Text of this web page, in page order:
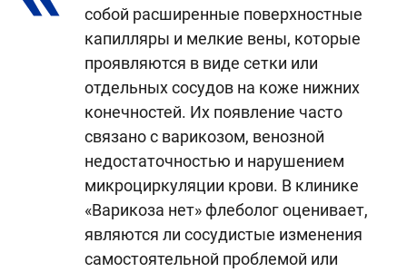
собой расширенные поверхностные
капилляры и мелкие вены, которые
проявляются в виде сетки или
отдельных сосудов на коже нижних
конечностей. Их появление часто
связано с варикозом, венозной
недостаточностью и нарушением
микроциркуляции крови. В клинике
«Варикоза нет» флеболог оценивает,
являются ли сосудистые изменения
самостоятельной проблемой или